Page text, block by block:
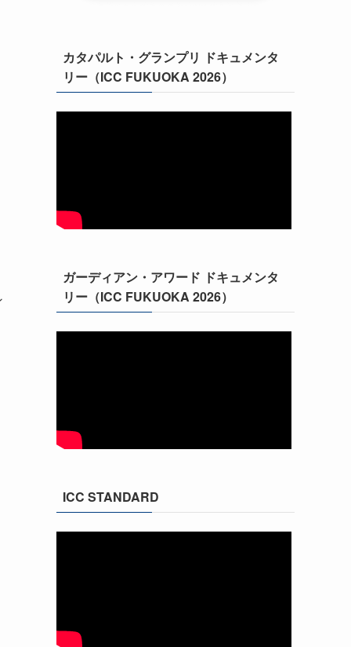
カタパルト・グランプリ ドキュメンタ
リー（ICC FUKUOKA 2026）
ガーディアン・アワード ドキュメンタ
リー（ICC FUKUOKA 2026）
ICC STANDARD